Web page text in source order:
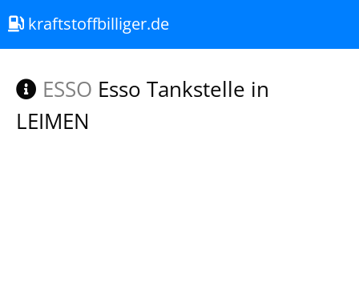
kraftstoffbilliger.de
ESSO Esso Tankstelle in
LEIMEN